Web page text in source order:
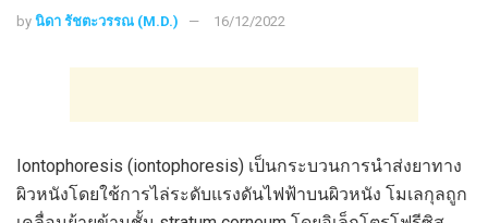
by นิดา รัชตะวรรณ (M.D.) 16/12/2022
Iontophoresis (iontophoresis) เป็นกระบวนการนำส่งยาทาง
ผิวหนังโดยใช้การไล่ระดับแรงดันไฟฟ้าบนผิวหนัง โมเลกุลถูก